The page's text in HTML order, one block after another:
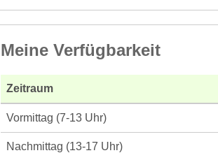
Meine Verfügbarkeit
Zeitraum
Vormittag (7-13 Uhr)
Nachmittag (13-17 Uhr)